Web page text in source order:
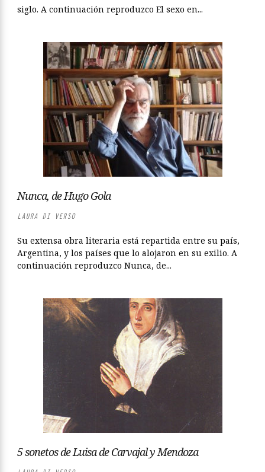
siglo. A continuación reproduzco El sexo en...
Nunca, de Hugo Gola
LAURA DI VERSO
Su extensa obra literaria está repartida entre su país,
Argentina, y los países que lo alojaron en su exilio. A
continuación reproduzco Nunca, de...
5 sonetos de Luisa de Carvajal y Mendoza